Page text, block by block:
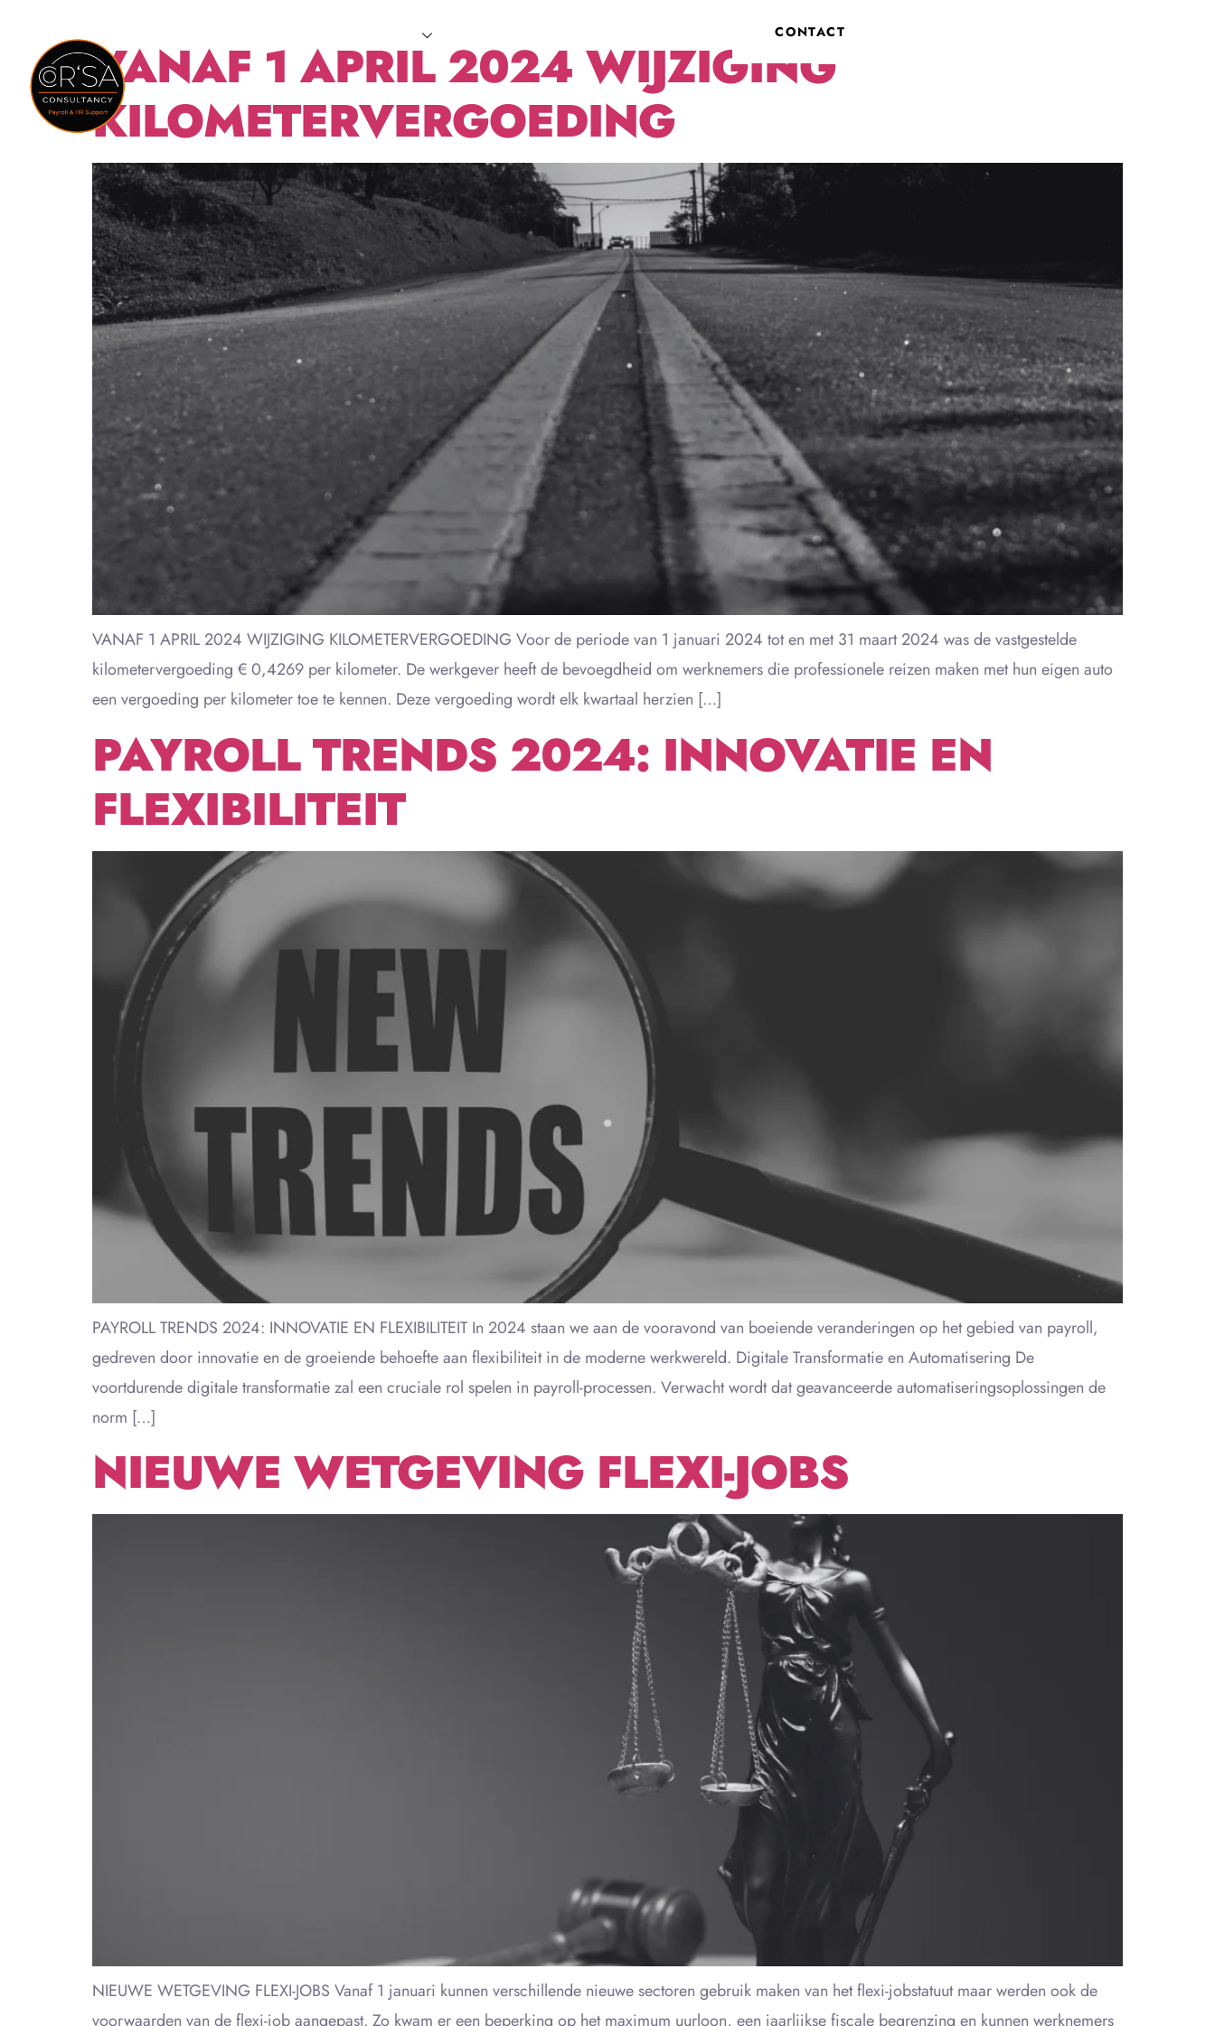
CONTACT
VANAF 1 APRIL 2024 WIJZIGING
KILOMETERVERGOEDING
VANAF 1 APRIL 2024 WIJZIGING KILOMETERVERGOEDING Voor de periode van 1 januari 2024 tot en met 31 maart 2024 was de vastgestelde
kilometervergoeding € 0,4269 per kilometer. De werkgever heeft de bevoegdheid om werknemers die professionele reizen maken met hun eigen auto
een vergoeding per kilometer toe te kennen. Deze vergoeding wordt elk kwartaal herzien […]
PAYROLL TRENDS 2024: INNOVATIE EN
FLEXIBILITEIT
PAYROLL TRENDS 2024: INNOVATIE EN FLEXIBILITEIT In 2024 staan we aan de vooravond van boeiende veranderingen op het gebied van payroll,
gedreven door innovatie en de groeiende behoefte aan flexibiliteit in de moderne werkwereld. Digitale Transformatie en Automatisering De
voortdurende digitale transformatie zal een cruciale rol spelen in payroll-processen. Verwacht wordt dat geavanceerde automatiseringsoplossingen de
norm […]
NIEUWE WETGEVING FLEXI-JOBS
NIEUWE WETGEVING FLEXI-JOBS Vanaf 1 januari kunnen verschillende nieuwe sectoren gebruik maken van het flexi-jobstatuut maar werden ook de
voorwaarden van de flexi-job aangepast. Zo kwam er een beperking op het maximum uurloon, een jaarlijkse fiscale begrenzing en kunnen werknemers